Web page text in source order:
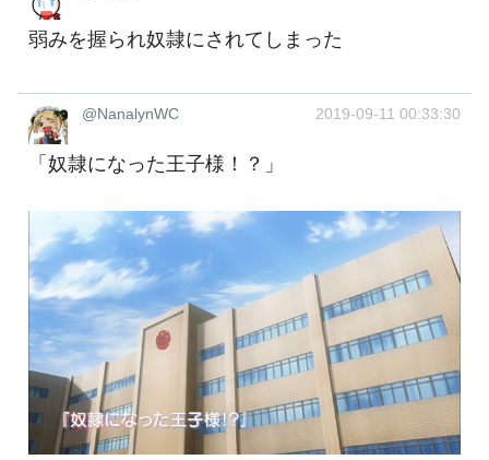
弱みを握られ奴隷にされてしまった
@NanalynWC 2019-09-11 00:33:30
「奴隷になった王子様！？」